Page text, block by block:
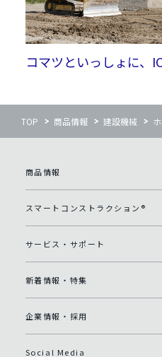
コマツといっしょに、
TOP 商品情報 建設機械
商品情報
スマートコンストラクション®
サービス・サポート
新着情報・特集
企業情報・採用
Social Media